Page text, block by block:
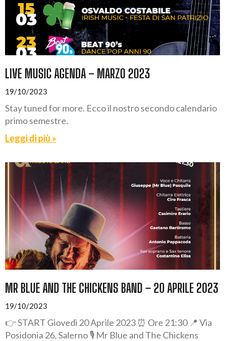
LIVE MUSIC AGENDA – MARZO 2023
19/10/2023
Stay tuned for more. Ecco il nostro secondo calendario
primo semestre.
Leggi di più »
MR BLUE AND THE CHICKENS BAND – 20 APRILE 2023
19/10/2023
👉 START Giovedì 20 Aprile 2023 ⏰ Ore 21:30 📍 Via
Posidonia 26, Salerno 🎙️ Mr Blue and The Chickens